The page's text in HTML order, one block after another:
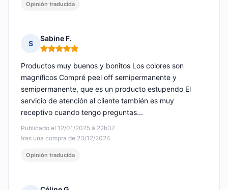
Opinión traducida
S
Sabine F.
Nota: 5 de 5
Publicado el 12/01/2025 à 22h37
tras una compra de 23/12/2024
Productos muy buenos y bonitos Los colores son
magníficos Compré peel off semipermanente y
semipermanente, que es un producto estupendo El
servicio de atención al cliente también es muy
receptivo cuando tengo preguntas...
Opinión traducida